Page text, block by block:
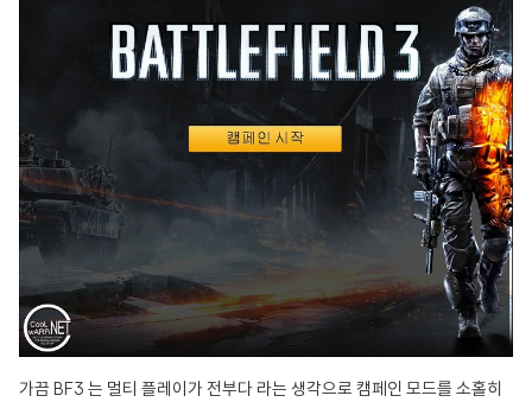
가끔 BF3 는 멀티 플레이가 전부다 라는 생각으로 캠페인 모드를 소홀히